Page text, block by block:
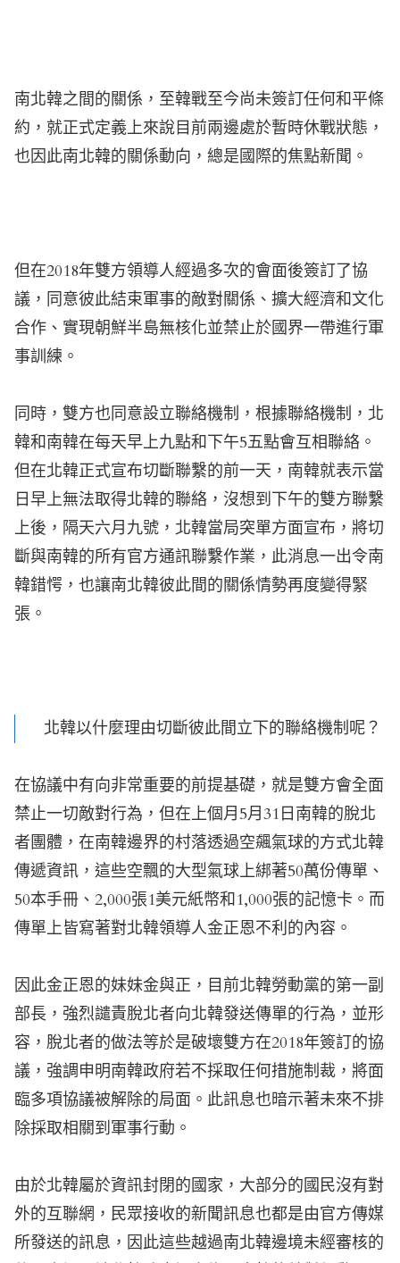
南北韓之間的關係，至韓戰至今尚未簽訂任何和平條
約，就正式定義上來說目前兩邊處於暫時休戰狀態，
也因此南北韓的關係動向，總是國際的焦點新聞。
但在2018年雙方領導人經過多次的會面後簽訂了協
議，同意彼此結束軍事的敵對關係、擴大經濟和文化
合作、實現朝鮮半島無核化並禁止於國界一帶進行軍
事訓練。
同時，雙方也同意設立聯絡機制，根據聯絡機制，北
韓和南韓在每天早上九點和下午5五點會互相聯絡。
但在北韓正式宣布切斷聯繫的前一天，南韓就表示當
日早上無法取得北韓的聯絡，沒想到下午的雙方聯繫
上後，隔天六月九號，北韓當局突單方面宣布，將切
斷與南韓的所有官方通訊聯繫作業，此消息一出令南
韓錯愕，也讓南北韓彼此間的關係情勢再度變得緊
張。
北韓以什麼理由切斷彼此間立下的聯絡機制呢？
在協議中有向非常重要的前提基礎，就是雙方會全面
禁止一切敵對行為，但在上個月5月31日南韓的脫北
者團體，在南韓邊界的村落透過空飆氣球的方式北韓
傳遞資訊，這些空飄的大型氣球上綁著50萬份傳單、
50本手冊、2,000張1美元紙幣和1,000張的記憶卡。而
傳單上皆寫著對北韓領導人金正恩不利的內容。
因此金正恩的妹妹金與正，目前北韓勞動黨的第一副
部長，強烈譴責脫北者向北韓發送傳單的行為，並形
容，脫北者的做法等於是破壞雙方在2018年簽訂的協
議，強調申明南韓政府若不採取任何措施制裁，將面
臨多項協議被解除的局面。此訊息也暗示著未來不排
除採取相關到軍事行動。
由於北韓屬於資訊封閉的國家，大部分的國民沒有對
外的互聯網，民眾接收的新聞訊息也都是由官方傳媒
所發送的訊息，因此這些越過南北韓邊境未經審核的